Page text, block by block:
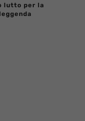
lutto per la